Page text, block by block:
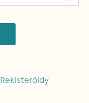
Rekisteröidy